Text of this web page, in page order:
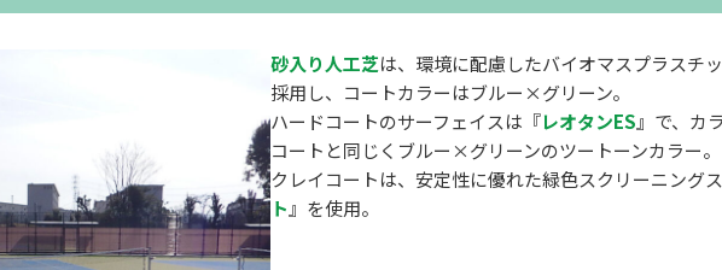
砂入り人工芝は、環境に配慮したバイオマスプラスチ
採用し、コートカラーはブルー×グリーン。
ハードコートのサーフェイスは『レオタンES』で、カ
コートと同じくブルー×グリーンのツートーンカラー。
クレイコートは、安定性に優れた緑色スクリーニング
ト 』を使用。